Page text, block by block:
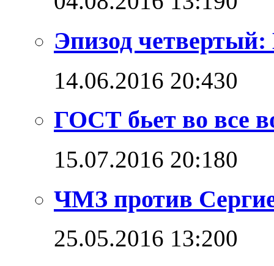
Эпизод четвертый:
14.06.2016 20:430
ГОСТ бьет во все
15.07.2016 20:180
ЧМЗ против
25.05.2016 13:200